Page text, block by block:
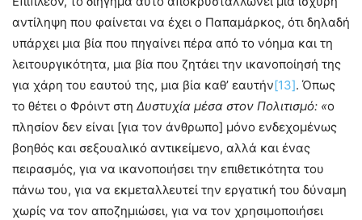
αντίληψη που φαίνεται να έχει ο Παπαμάρκος, ότι δηλαδή
υπάρχει μια βία που πηγαίνει πέρα από το νόημα και τη
λειτουργικότητα, μια βία που ζητάει την ικανοποίησή της
για χάρη του εαυτού της, μια βία καθ’ εαυτήν[13]. Όπως
το θέτει ο Φρόιντ στη Δυστυχία μέσα στον Πολιτισμό: «ο
πλησίον δεν είναι [για τον άνθρωπο] μόνο ενδεχομένως
βοηθός και σεξουαλικό αντικείμενο, αλλά και ένας
πειρασμός, για να ικανοποιήσει την επιθετικότητα του
πάνω του, για να εκμεταλλευτεί την εργατική του δύναμη
χωρίς να τον αποζημιώσει, για να τον χρησιμοποιήσει